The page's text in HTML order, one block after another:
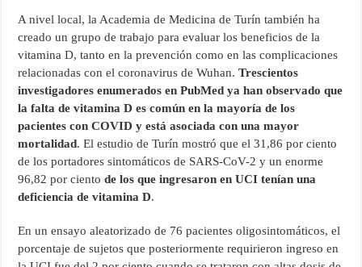
A nivel local, la Academia de Medicina de Turín también ha
creado un grupo de trabajo para evaluar los beneficios de la
vitamina D, tanto en la prevención como en las complicaciones
relacionadas con el coronavirus de Wuhan.Trescientos
investigadores enumerados en PubMed ya han observado que
la falta de vitamina D es común en la mayoría de los
pacientes con COVID y está asociada con una mayor
mortalidad. El estudio de Turín mostró que el 31,86 por ciento
de los portadores sintomáticos de SARS-CoV-2 y un enorme
96,82 por cientode los que ingresaron en UCI tenían una
deficiencia de vitamina D.
En un ensayo aleatorizado de 76 pacientes oligosintomáticos, el
porcentaje de sujetos que posteriormente requirieron ingreso en